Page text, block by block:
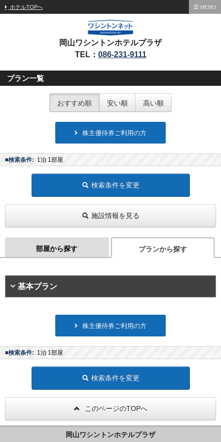
ホテルTOPへ MENU
岡山ワシントンホテルプラザ
TEL： 086-231-9111
プラン一覧
おすすめ順 安い順 高い順
株主優待券ご利用の方
■検索条件: 1泊 1部屋
検索条件を変更
施設情報を見る
部屋から探す プランから探す
基本プラン
株主優待券ご利用の方
■検索条件: 1泊 1部屋
検索条件を変更
このページのTOPへ
岡山ワシントンホテルプラザ